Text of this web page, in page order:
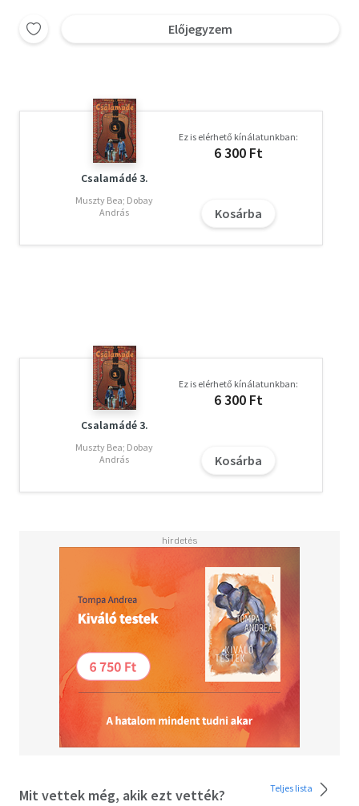
Előjegyzem
Csalamádé 3.
Muszty Bea; Dobay
András
Ez is elérhető kínálatunkban:
6 300 Ft
Kosárba
Csalamádé 3.
Muszty Bea; Dobay
András
Ez is elérhető kínálatunkban:
6 300 Ft
Kosárba
Mit vettek még, akik ezt vették? Teljes lista